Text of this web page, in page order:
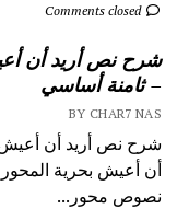
Comments closed
شرح نص أريد أن
– ثامنة أساسي
BY CHAR7 NAS
شرح نص أريد أن أعيش
نصوص محور...